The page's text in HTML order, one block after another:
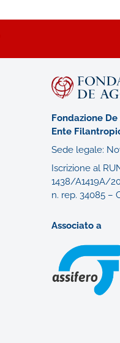
Fondazione
Ente
Sede legale:
Iscrizione al
1438/A1419A/
n. rep. 34085 –
Associato a